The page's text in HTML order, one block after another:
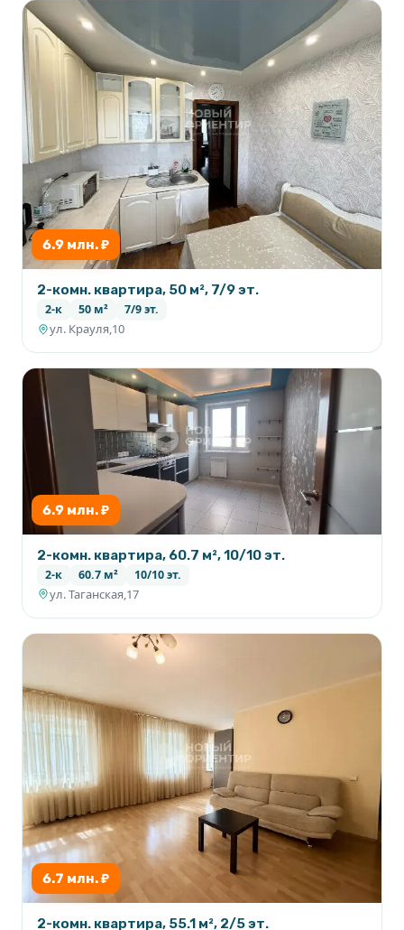
6.9 млн. ₽
2-комн. квартира, 50 м², 7/9 эт.
2-к 50 м² 7/9 эт.
ул. Крауля,10
6.9 млн. ₽
2-комн. квартира, 60.7 м², 10/10 эт.
2-к 60.7 м² 10/10 эт.
ул. Таганская,17
6.7 млн. ₽
2-комн. квартира, 55.1 м², 2/5 эт.